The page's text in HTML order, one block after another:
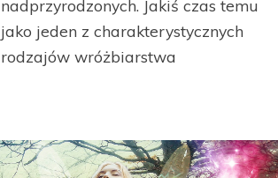
nadprzyrodzonych. Jakiś czas temu
jako jeden z charakterystycznych
rodzajów wróżbiarstwa